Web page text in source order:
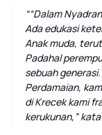
“Dalam
Ada edukasi
Anak muda,
Padahal
sebuah
Perdamaian,
di Krecek kami
kerukunan,” kata